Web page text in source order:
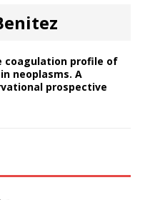
coagulation profile of
neoplasms. A
prospective